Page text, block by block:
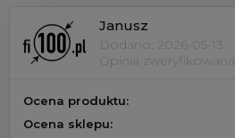
Janusz
Dodano: 2026-05-13
Opinia zweryfikowana
Ocena produktu:
Ocena sklepu: